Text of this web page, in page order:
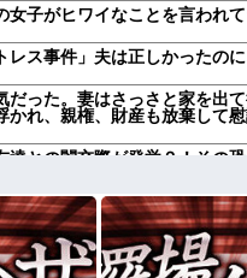
女子がヒワイなことを言われ
レス事件」夫は正しかったの
だった。妻はさっさと家を出
かれ、親権、財産も放棄して
達との闇交際が発覚？！その
去 → 今トンデモナイことにな
称するクチャラー義母の汚い
れていいよなぁ。俺なんか忙
ＶＤコピっといてよ」